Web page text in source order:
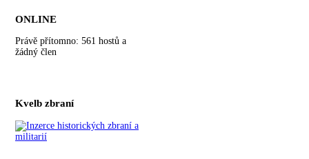
ONLINE
Právě přítomno: 561 hostů a
žádný člen
Kvelb zbraní